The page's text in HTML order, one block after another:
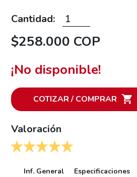
Cantidad:
$258.000 COP
¡No disponible!
COTIZAR / COMPRAR
Valoración
Inf. General Especificaciones